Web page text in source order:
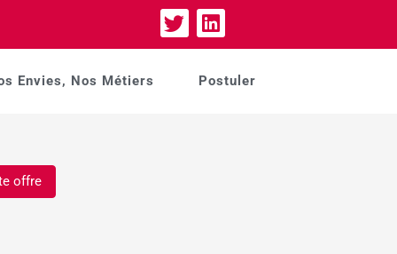
Envies, Nos Métiers Postuler
offre